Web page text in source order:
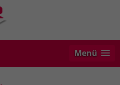
Menü